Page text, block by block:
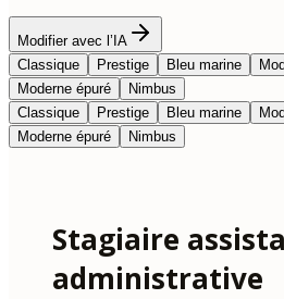
Modifier avec l’IA
Classique
Prestige Bleu marine
Moderne épuré
Nimbus
Classique
Prestige Bleu marine
Moderne épuré
Nimbus
Stagiaire
administrative